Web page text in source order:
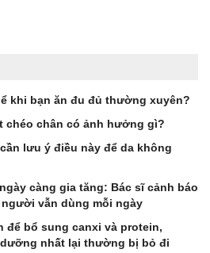
khi bạn ăn đu đủ thường xuyên?
chéo chân có ảnh hưởng gì?
lưu ý điều này để da không
càng gia tăng: Bác sĩ cảnh báo
vẫn dùng mỗi ngày
để bổ sung canxi và protein,
nhất lại thường bị bỏ đi